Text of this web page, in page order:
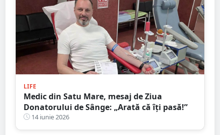
LIFE
Medic din Satu Mare, mesaj de Ziua
Donatorului de Sânge: „Arată că îți pasă!”
14 iunie 2026